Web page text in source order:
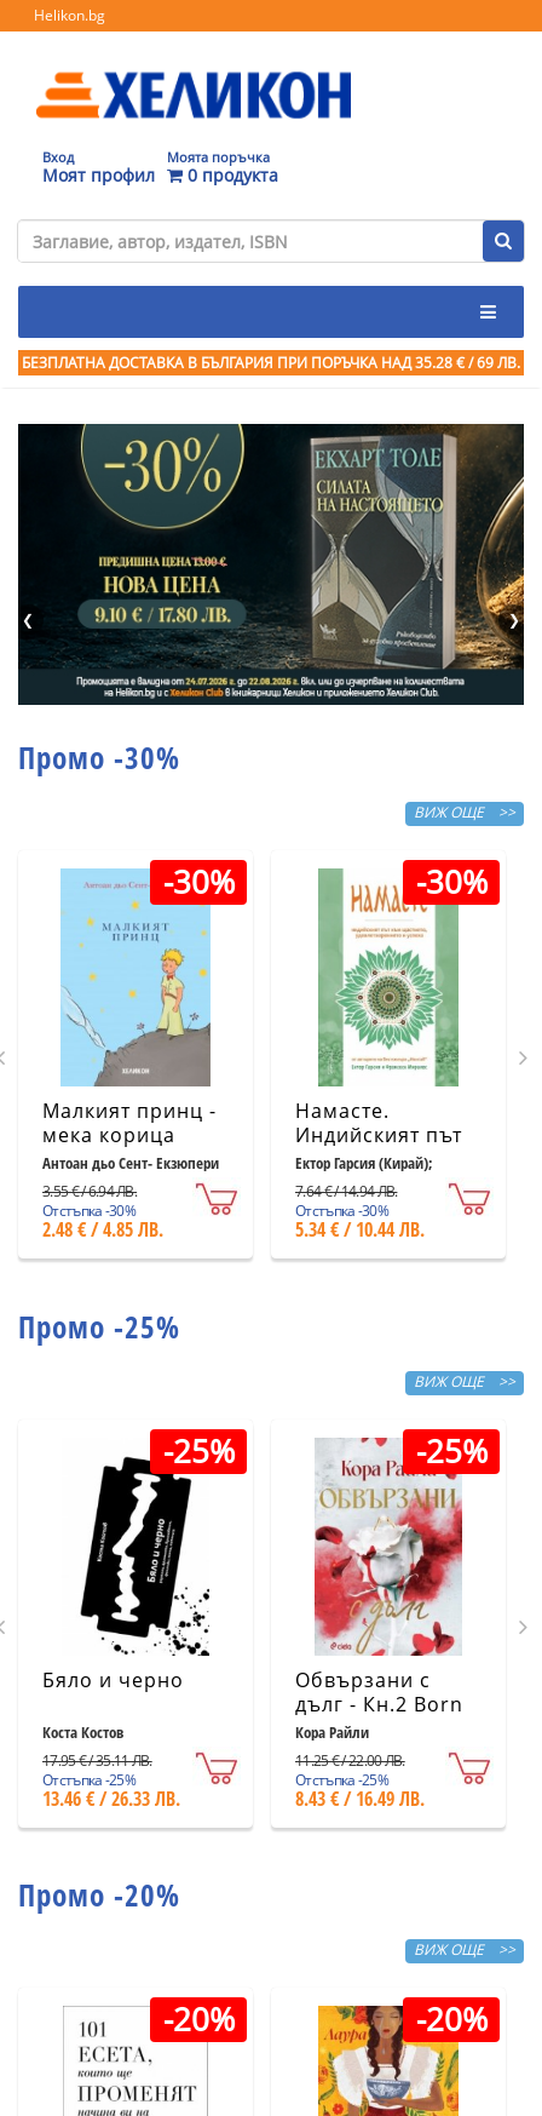
Helikon.bg
Вход
Моят профил
Моята поръчка
0 продукта
БЕЗПЛАТНА ДОСТАВКА В БЪЛГАРИЯ ПРИ ПОРЪЧКА НАД 35.28 € / 69 ЛВ.
❮ ❯
Промо -30%
ВИЖ ОЩЕ >>
-30%
Малкият принц -
мека корица
светлосиня
Антоан дьо Сент- Екзюпери
3.55 € / 6.94 ЛВ.
Отстъпка -30%
2.48 € / 4.85 ЛВ.
-30%
Намасте.
Индийският път
към щастието,
удовлетворението
и успеха
Ектор Гарсия (Кирай);
7.64 € / 14.94 ЛВ.
Отстъпка -30%
5.34 € / 10.44 ЛВ.
Промо -25%
ВИЖ ОЩЕ >>
-25%
Бяло и черно
Коста Костов
17.95 € / 35.11 ЛВ.
Отстъпка -25%
13.46 € / 26.33 ЛВ.
-25%
Обвързани с
дълг - Кн.2 Born
in Blood Mafia
Chronicles
Кора Райли
11.25 € / 22.00 ЛВ.
Отстъпка -25%
8.43 € / 16.49 ЛВ.
Промо -20%
ВИЖ ОЩЕ >>
-20% -20%